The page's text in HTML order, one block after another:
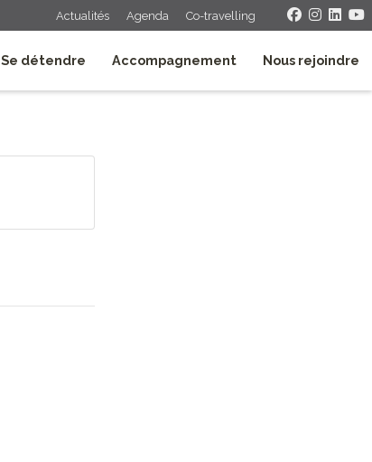
Actualités Agenda Co-travelling
Se détendre Accompagnement Nous rejoindre